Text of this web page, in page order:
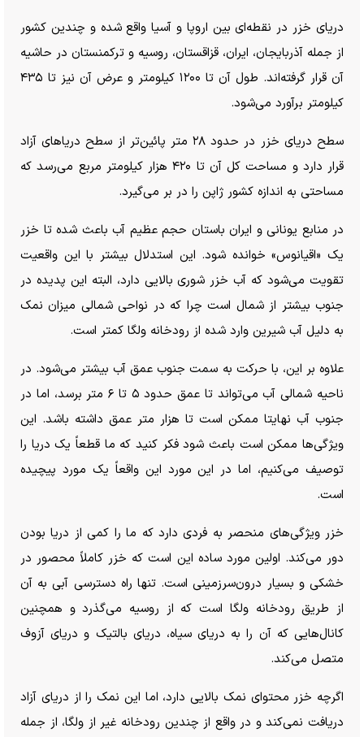
دریای خزر در نقطه‌ای بین اروپا و آسیا واقع شده و چندین کشور
از جمله آذربایجان، ایران، قزاقستان، روسیه و ترکمنستان در حاشیه
آن قرار گرفته‌اند. طول آن تا ۱۲۰۰ کیلومتر و عرض آن نیز تا ۴۳۵
کیلومتر برآورد می‌شود.
سطح دریای خزر در حدود ۲۸ متر پائین‌تر از سطح دریا‌های آزاد
قرار دارد و مساحت کل آن تا ۴۲۰ هزار کیلومتر مربع می‌رسد که
مساحتی به اندازه کشور ژاپن را در بر می‌گیرد.
در منابع یونانی و ایران باستان حجم عظیم آب باعث شده تا خزر
یک «اقیانوس» خوانده شود. این استدلال بیشتر با این واقعیت
تقویت می‌شود که آب خزر شوری بالایی دارد، البته این پدیده در
جنوب بیشتر از شمال است چرا که در نواحی شمالی میزان نمک
به دلیل آب شیرین وارد شده از رودخانه ولگا کمتر است.
علاوه بر این، با حرکت به سمت جنوب عمق آب بیشتر می‌شود. در
ناحیه شمالی آب می‌تواند تا عمق حدود ۵ تا ۶ متر برسد، اما در
جنوب آب نهایتا ممکن است تا هزار متر عمق داشته باشد. این
ویژگی‌ها ممکن است باعث شود فکر کنید که ما قطعاً یک دریا را
توصیف می‌کنیم، اما در این مورد این واقعاً یک مورد پیچیده
است.
خزر ویژگی‌های منحصر به فردی دارد که ما را کمی از دریا بودن
دور می‌کند. اولین مورد ساده این است که خزر کاملاً محصور در
خشکی و بسیار درون‌سرزمینی است. تنها راه دسترسی آبی به آن
از طریق رودخانه ولگا است که از روسیه می‌گذرد و همچنین
کانال‌هایی که آن را به دریای سیاه، دریای بالتیک و دریای آزوف
متصل می‌کند.
اگرچه خزر محتوای نمک بالایی دارد، اما این نمک را از دریای آزاد
دریافت نمی‌کند و در واقع از چندین رودخانه غیر از ولگا، از جمله